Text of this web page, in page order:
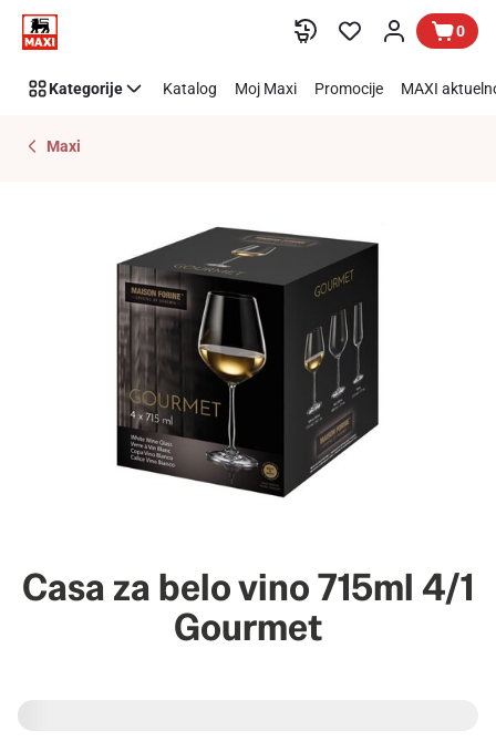
Preskoči link 0
Kategorije Katalog Moj Maxi Promocije MAXI
Maxi
Casa za belo vino 715ml 4/1
Gourmet